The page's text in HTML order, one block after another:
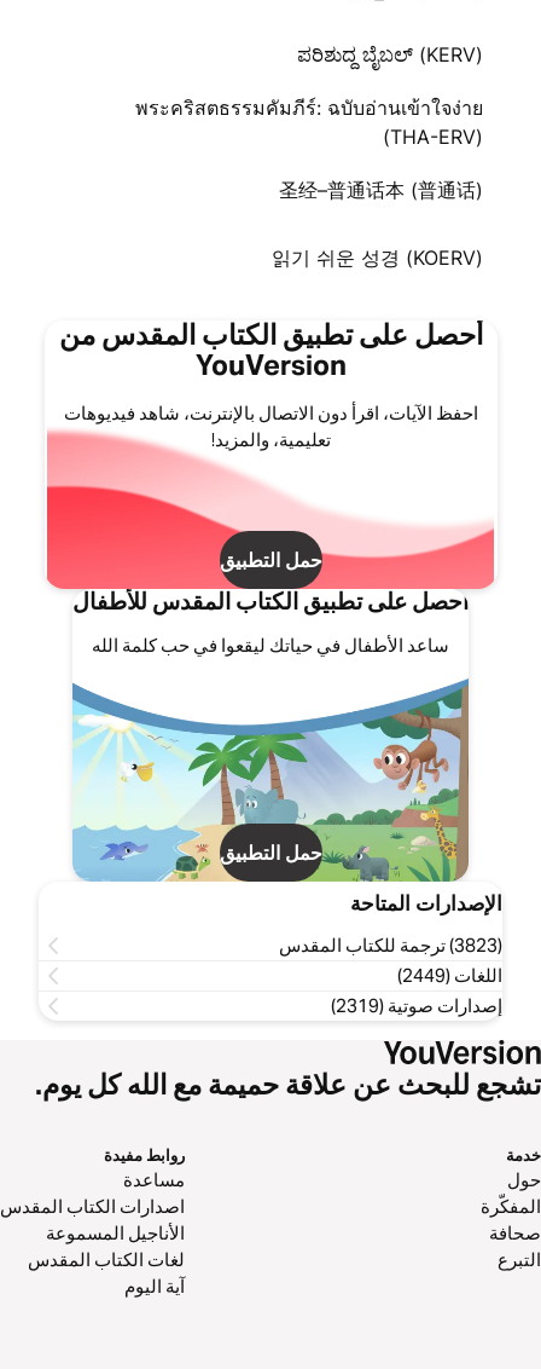
ಪರಿಶುದ್ದ ಬೈಬಲ್‌ (KERV)
พระคริสตธรรมคัมภีร์: ฉบับอ่านเข้าใจง่าย
(THA-ERV)
圣经–普通话本 (普通话)
읽기 쉬운 성경 (KOERV)
أحصل على تطبيق الكتاب المقدس من
YouVersion
احفظ الآيات، اقرأ دون الاتصال بالإنترنت، شاهد فيديوهات
تعليمية، والمزيد!
حمل التطبيق
احصل على تطبيق الكتاب المقدس للأطفال
ساعد الأطفال في حياتك ليقعوا في حب كلمة الله
حمل التطبيق
الإصدارات المتاحة
(3823) ترجمة للكتاب المقدس
اللغات (2449)
إصدارات صوتية (2319)
تشجع للبحث عن علاقة حميمة مع الله كل يوم.
خدمة
حول‌
المفكّرة
صحافة
التبرع
روابط مفيدة
مساعدة
اصدارات الكتاب المقدس
الأناجيل المسموعة
لغات الكتاب المقدس
آية اليوم